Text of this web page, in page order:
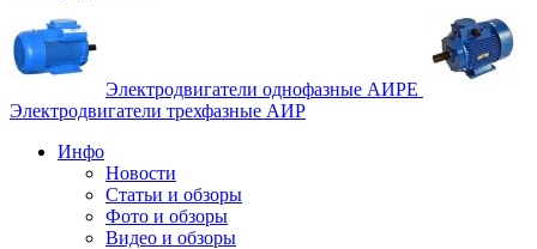
Электродвигатели однофазные АИРЕ
Электродвигатели трехфазные АИР
Инфо
Новости
Статьи и обзоры
Фото и обзоры
Видео и обзоры